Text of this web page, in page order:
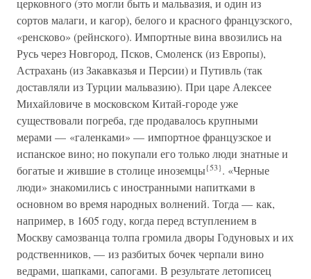
церковного (это могли быть и мальвазия, и один из
сортов малаги, и кагор), белого и красного французского,
«ренсково» (рейнского). Импортные вина ввозились на
Русь через Новгород, Псков, Смоленск (из Европы),
Астрахань (из Закавказья и Персии) и Путивль (так
доставляли из Турции мальвазию). При царе Алексее
Михайловиче в московском Китай-городе уже
существовали погреба, где продавалось крупными
мерами — «галенками» — импортное французское и
испанское вино; но покупали его только люди знатные и
богатые и жившие в столице иноземцы{53}. «Черные
люди» знакомились с иностранными напитками в
основном во время народных волнений. Тогда — как,
например, в 1605 году, когда перед вступлением в
Москву самозванца толпа громила дворы Годуновых и их
родственников, — из разбитых бочек черпали вино
ведрами, шапками, сапогами. В результате летописец